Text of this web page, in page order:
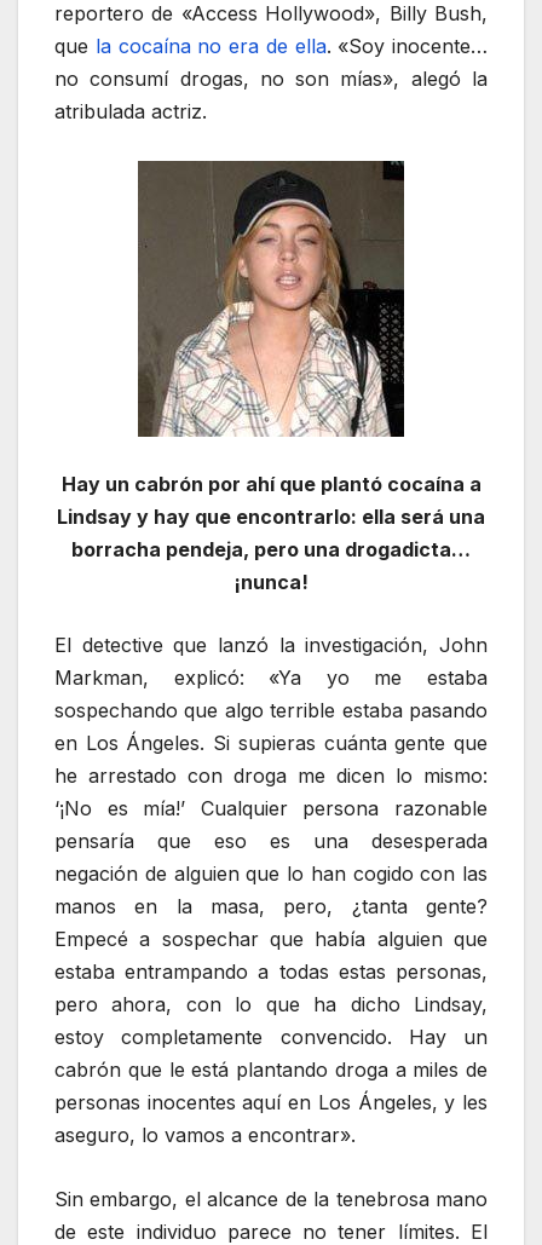
reportero de «Access Hollywood», Billy Bush,
que la cocaína no era de ella. «Soy inocente…
no consumí drogas, no son mías», alegó la
atribulada actriz.
Hay un cabrón por ahí que plantó cocaína a
Lindsay y hay que encontrarlo: ella será una
borracha pendeja, pero una drogadicta…
¡nunca!
El detective que lanzó la investigación, John
Markman, explicó: «Ya yo me estaba
sospechando que algo terrible estaba pasando
en Los Ángeles. Si supieras cuánta gente que
he arrestado con droga me dicen lo mismo:
‘¡No es mía!’ Cualquier persona razonable
pensaría que eso es una desesperada
negación de alguien que lo han cogido con las
manos en la masa, pero, ¿tanta gente?
Empecé a sospechar que había alguien que
estaba entrampando a todas estas personas,
pero ahora, con lo que ha dicho Lindsay,
estoy completamente convencido. Hay un
cabrón que le está plantando droga a miles de
personas inocentes aquí en Los Ángeles, y les
aseguro, lo vamos a encontrar».
Sin embargo, el alcance de la tenebrosa mano
de este individuo parece no tener límites. El